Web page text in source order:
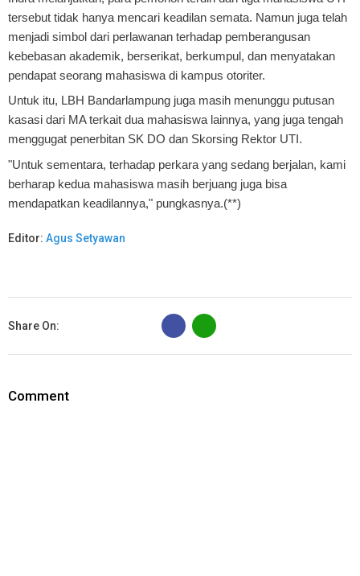
tersebut tidak hanya mencari keadilan semata. Namun juga telah
menjadi simbol dari perlawanan terhadap pemberangusan
kebebasan akademik, berserikat, berkumpul, dan menyatakan
pendapat seorang mahasiswa di kampus otoriter.
Untuk itu, LBH Bandarlampung juga masih menunggu putusan
kasasi dari MA terkait dua mahasiswa lainnya, yang juga tengah
menggugat penerbitan SK DO dan Skorsing Rektor UTI.
"Untuk sementara, terhadap perkara yang sedang berjalan, kami
berharap kedua mahasiswa masih berjuang juga bisa
mendapatkan keadilannya," pungkasnya.(**)
Editor: Agus Setyawan
Share On:
B
Comment